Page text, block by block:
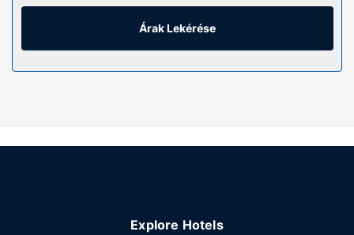
Árak Lekérése
Explore Hotels